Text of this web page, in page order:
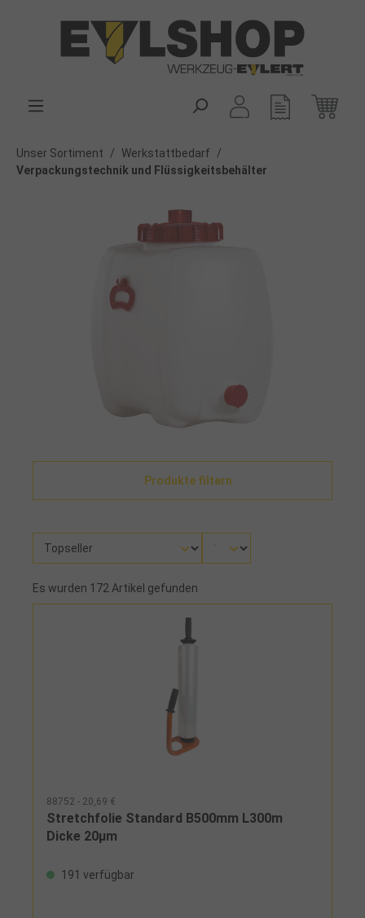
Unser Sortiment / Werkstattbedarf /
Verpackungstechnik und Flüssigkeitsbehälter
Produkte filtern
Es wurden 172 Artikel gefunden
88752 - 20,69 €
Stretchfolie Standard B500mm L300m
Dicke 20µm
191 verfügbar